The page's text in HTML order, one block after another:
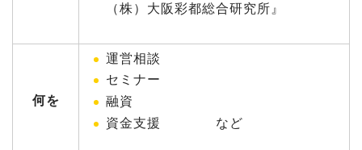
（株）大阪彩都総合研究所』
何を
運営相談
セミナー
融資
資金支援 など